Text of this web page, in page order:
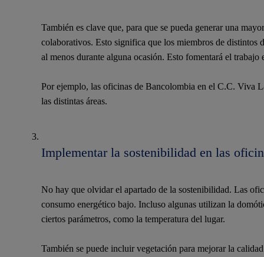
También es clave que, para que se pueda generar una
colaborativos. Esto significa que los miembros de distintos
al menos durante alguna ocasión. Esto fomentará el trabajo
Por ejemplo, las oficinas de Bancolombia en el C.C. Viva
las distintas áreas.
Implementar la sostenibilidad en las
No hay que olvidar el apartado de la sostenibilidad. Las
consumo energético bajo. Incluso algunas utilizan la
ciertos parámetros, como la temperatura del lugar.
También se puede incluir vegetación para mejorar la